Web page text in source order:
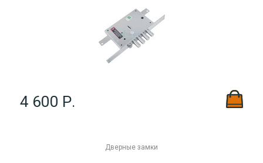
4 600 Р.
Дверные замки